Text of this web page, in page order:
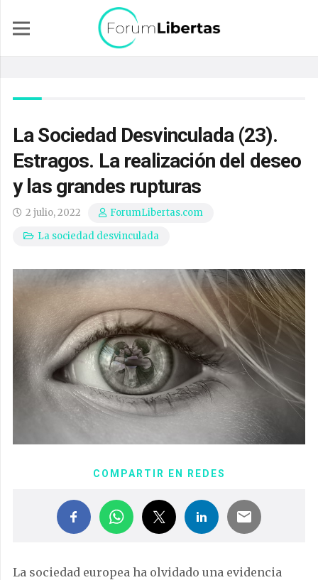
La Sociedad Desvinculada (23).
Estragos. La realización del deseo
y las grandes rupturas
2 julio, 2022
ForumLibertas.com
La sociedad desvinculada
COMPARTIR EN REDES
La sociedad europea ha olvidado una evidencia